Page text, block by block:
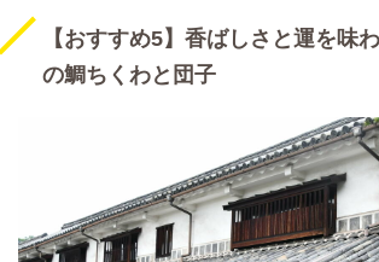
【おすすめ5】香ばしさと運を味
の鯛ちくわと団子